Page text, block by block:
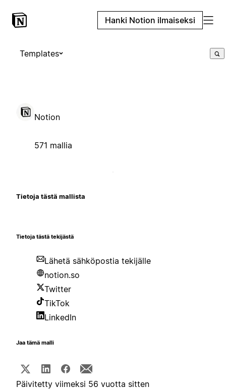
Hanki Notion ilmaiseksi
Templates
Notion
571 mallia
Tietoja tästä mallista
Tietoja tästä tekijästä
Lähetä sähköpostia tekijälle
notion.so
Twitter
TikTok
LinkedIn
Jaa tämä malli
Päivitetty viimeksi 56 vuotta sitten